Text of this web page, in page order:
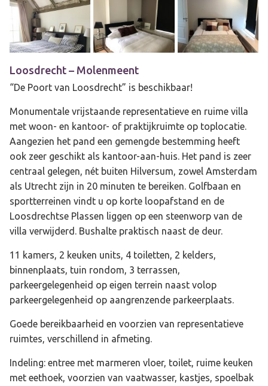
Loosdrecht – Molenmeent
“De Poort van Loosdrecht” is beschikbaar!
Monumentale vrijstaande representatieve en ruime villa
met woon- en kantoor- of praktijkruimte op toplocatie.
Aangezien het pand een gemengde bestemming heeft
ook zeer geschikt als kantoor-aan-huis. Het pand is zeer
centraal gelegen, nét buiten Hilversum, zowel Amsterdam
als Utrecht zijn in 20 minuten te bereiken. Golfbaan en
sportterreinen vindt u op korte loopafstand en de
Loosdrechtse Plassen liggen op een steenworp van de
villa verwijderd. Bushalte praktisch naast de deur.
11 kamers, 2 keuken units, 4 toiletten, 2 kelders,
binnenplaats, tuin rondom, 3 terrassen,
parkeergelegenheid op eigen terrein naast volop
parkeergelegenheid op aangrenzende parkeerplaats.
Goede bereikbaarheid en voorzien van representatieve
ruimtes, verschillend in afmeting.
Indeling: entree met marmeren vloer, toilet, ruime keuken
met eethoek, voorzien van vaatwasser, kastjes, spoelbak